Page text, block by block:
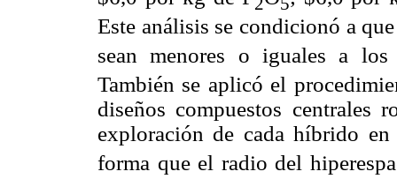
Este análisis se condicionó a
sean menores o iguales a los
También se aplicó el
diseños compuestos centrales
exploración de cada híbrido
forma que el radio del